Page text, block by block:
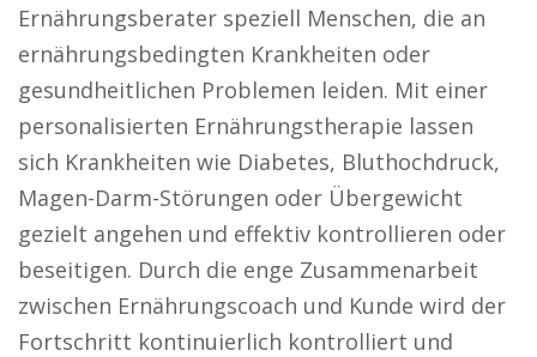
Ernährungsberater speziell Menschen, die an
ernährungsbedingten Krankheiten oder
gesundheitlichen Problemen leiden. Mit einer
personalisierten Ernährungstherapie lassen
sich Krankheiten wie Diabetes, Bluthochdruck,
Magen-Darm-Störungen oder Übergewicht
gezielt angehen und effektiv kontrollieren oder
beseitigen. Durch die enge Zusammenarbeit
zwischen Ernährungscoach und Kunde wird der
Fortschritt kontinuierlich kontrolliert und